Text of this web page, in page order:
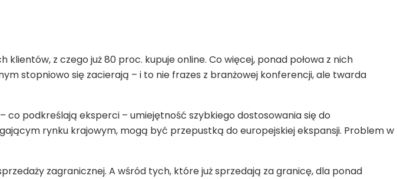
z czego już 80 proc. kupuje online. Co więcej, ponad połowa z nich
stopniowo się zacierają – i to nie frazes z branżowej konferencji, ale twarda
co podkreślają eksperci – umiejętność szybkiego dostosowania się do
rynku krajowym, mogą być przepustką do europejskiej ekspansji. Problem w
zagranicznej. A wśród tych, które już sprzedają za granicę, dla ponad